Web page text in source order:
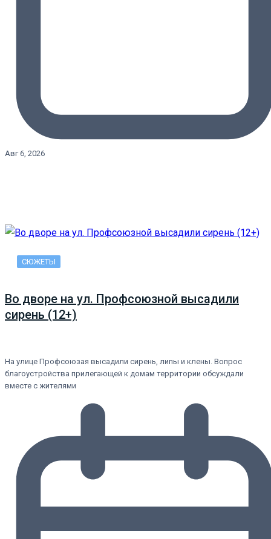
Авг 6, 2026
СЮЖЕТЫ
Во дворе на ул. Профсоюзной высадили
сирень (12+)
На улице Профсоюзая высадили сирень, липы и клены. Вопрос
благоустройства прилегающей к домам территории обсуждали
вместе с жителями